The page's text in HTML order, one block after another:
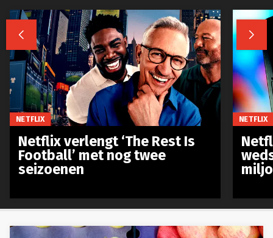
 
NETFLIX
Netflix verlengt ‘The Rest Is
Football’ met nog twee
seizoenen
NETFLIX